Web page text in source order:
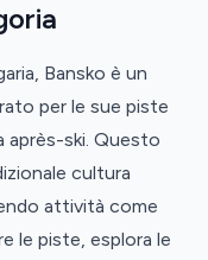
Bansko è un
per le sue piste
après-ski. Questo
cultura
attività come
le piste, esplora le